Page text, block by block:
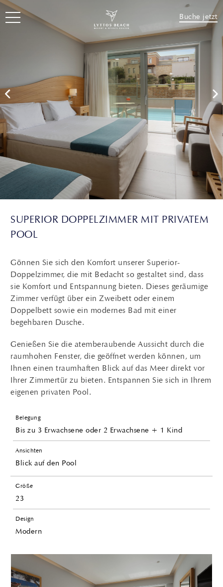
Buche jetzt
SUPERIOR DOPPELZIMMER MIT PRIVATEM
POOL
Gönnen Sie sich den Komfort unserer Superior-
Doppelzimmer, die mit Bedacht so gestaltet sind, dass
sie Komfort und Entspannung bieten. Dieses geräumige
Zimmer verfügt über ein Zweibett oder einem
Doppelbett sowie ein modernes Bad mit einer
begehbaren Dusche.
Genießen Sie die atemberaubende Aussicht durch die
raumhohen Fenster, die geöffnet werden können, um
Ihnen einen traumhaften Blick auf das Meer direkt vor
Ihrer Zimmertür zu bieten. Entspannen Sie sich in Ihrem
eigenen privaten Pool.
Belegung
Bis zu 3 Erwachsene oder 2 Erwachsene + 1 Kind
Ansichten
Blick auf den Pool
Größe
23
Design
Modern